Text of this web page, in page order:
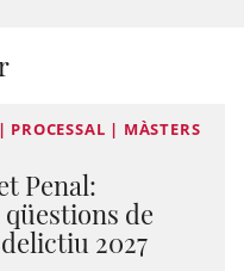
| MÀSTERS
Penal:
de
2027